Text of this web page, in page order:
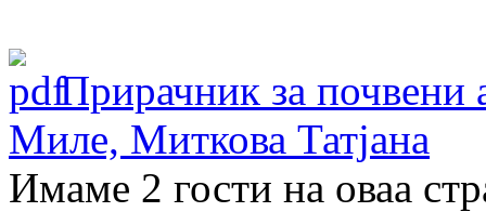
Прирачник за почвени
Миле, Миткова Татјана
Имаме 2 гости на оваа